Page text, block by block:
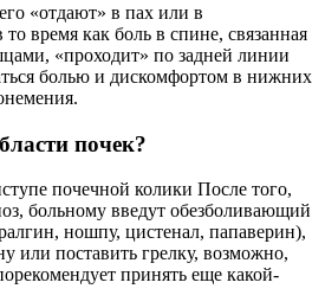
«отдают» в пах или в
время как боль в спине, связанная
«проходит» по задней линии
болью и дискомфортом в нижних
почек?
почечной колики После того,
больному введут обезболивающий
ношпу, цистенал, папаверин),
или поставить грелку, возможно,
принять еще какой-